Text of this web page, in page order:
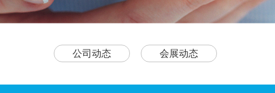
公司动态 会展动态